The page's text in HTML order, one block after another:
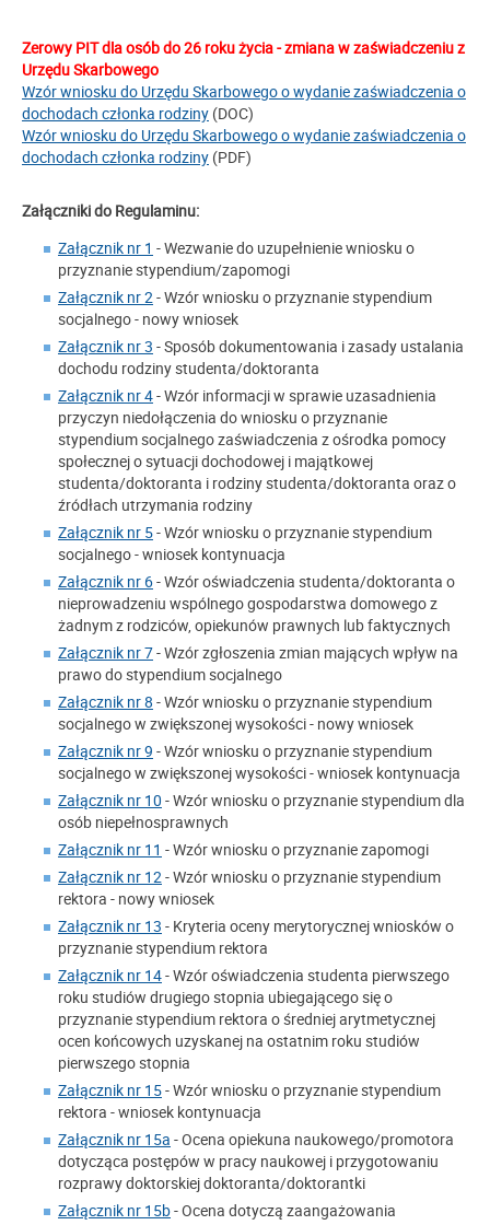
Zerowy PIT dla osób do 26 roku życia - zmiana w zaświadczeniu z
Urzędu Skarbowego
Wzór wniosku do Urzędu Skarbowego o wydanie zaświadczenia o
dochodach członka rodziny (DOC)
Wzór wniosku do Urzędu Skarbowego o wydanie zaświadczenia o
dochodach członka rodziny (PDF)
Załączniki do Regulaminu:
Załącznik nr 1 - Wezwanie do uzupełnienie wniosku o
przyznanie stypendium/zapomogi
Załącznik nr 2- Wzór wniosku o przyznanie stypendium
socjalnego - nowy wniosek
Załącznik nr 3 - Sposób dokumentowania i zasady ustalania
dochodu rodziny studenta/doktoranta
Załącznik nr 4- Wzór informacji w sprawie uzasadnienia
przyczyn niedołączenia do wniosku o przyznanie
stypendium socjalnego zaświadczenia z ośrodka pomocy
społecznej o sytuacji dochodowej i majątkowej
studenta/doktoranta i rodziny studenta/doktoranta oraz o
źródłach utrzymania rodziny
Załącznik nr 5- Wzór wniosku o przyznanie stypendium
socjalnego - wniosek kontynuacja
Załącznik nr 6- Wzór oświadczenia studenta/doktoranta o
nieprowadzeniu wspólnego gospodarstwa domowego z
żadnym z rodziców, opiekunów prawnych lub faktycznych
Załącznik nr 7- Wzór zgłoszenia zmian mających wpływ na
prawo do stypendium socjalnego
Załącznik nr 8 - Wzór wniosku o przyznanie stypendium
socjalnego w zwiększonej wysokości - nowy wniosek
Załącznik nr 9 - Wzór wniosku o przyznanie stypendium
socjalnego w zwiększonej wysokości - wniosek kontynuacja
Załącznik nr 10 - Wzór wniosku o przyznanie stypendium dla
osób niepełnosprawnych
Załącznik nr 11 - Wzór wniosku o przyznanie zapomogi
Załącznik nr 12- Wzór wniosku o przyznanie stypendium
rektora - nowy wniosek
Załącznik nr 13 - Kryteria oceny merytorycznej wniosków o
przyznanie stypendium rektora
Załącznik nr 14- Wzór oświadczenia studenta pierwszego
roku studiów drugiego stopnia ubiegającego się o
przyznanie stypendium rektora o średniej arytmetycznej
ocen końcowych uzyskanej na ostatnim roku studiów
pierwszego stopnia
Załącznik nr 15- Wzór wniosku o przyznanie stypendium
rektora - wniosek kontynuacja
Załącznik nr 15a - Ocena opiekuna naukowego/promotora
dotycząca postępów w pracy naukowej i przygotowaniu
rozprawy doktorskiej doktoranta/doktorantki
Załącznik nr 15b- Ocena dotyczą zaangażowania